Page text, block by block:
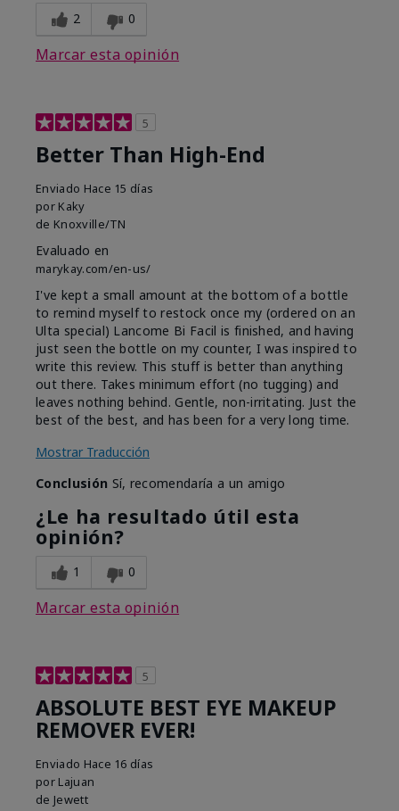
2 0
Marcar esta opinión
5
Better Than High-End
Enviado Hace 15 días
por Kaky
de Knoxville/TN
Evaluado en
marykay.com/en-us/
I've kept a small amount at the bottom of a bottle
to remind myself to restock once my (ordered on an
Ulta special) Lancome Bi Facil is finished, and having
just seen the bottle on my counter, I was inspired to
write this review. This stuff is better than anything
out there. Takes minimum effort (no tugging) and
leaves nothing behind. Gentle, non-irritating. Just the
best of the best, and has been for a very long time.
Mostrar Traducción
Conclusión Sí, recomendaría a un amigo
¿Le ha resultado útil esta
opinión?
1 0
Marcar esta opinión
5
ABSOLUTE BEST EYE MAKEUP
REMOVER EVER!
Enviado Hace 16 días
por Lajuan
de Jewett